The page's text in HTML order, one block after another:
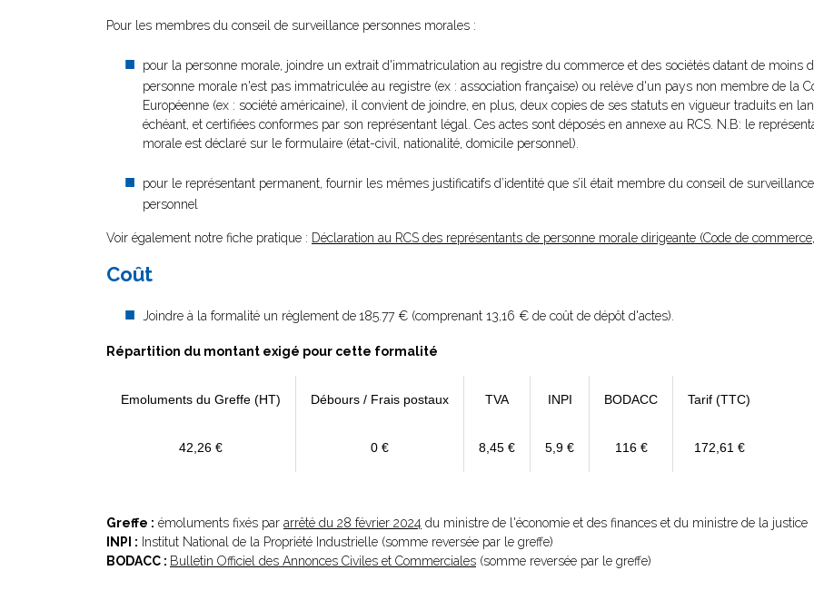
Pour les membres du conseil de surveillance personnes morales :
pour la personne morale, joindre un extrait d'immatriculation au registre du commerce et des sociétés datant de moins
personne morale n'est pas immatriculée au registre (ex : association française) ou relève d'un pays non membre de la
Européenne (ex : société américaine), il convient de joindre, en plus, deux copies de ses statuts en vigueur traduits en
échéant, et certifiées conformes par son représentant légal. Ces actes sont déposés en annexe au RCS. N.B: le
morale est déclaré sur le formulaire (état-civil, nationalité, domicile personnel).
pour le représentant permanent, fournir les mêmes justificatifs d’identité que s’il était membre du conseil de
personnel
Voir également notre fiche pratique : Déclaration au RCS des représentants de personne morale dirigeante (Code de
Coût
Joindre à la formalité un règlement de185.77 € (comprenant 13,16 € de coût de dépôt d'actes).
Répartition du montant exigé pour cette formalité
Emoluments du Greffe (HT) Débours / Frais postaux TVA INPI BODACC Tarif (TTC)
42,26 € 0 € 8,45 € 5,9 € 116 € 172,61 €
Greffe : émoluments fixés par arrêté du 28 février 2024 du ministre de l'économie et des finances et du ministre de la justice
INPI : Institut National de la Propriété Industrielle (somme reversée par le greffe)
BODACC : Bulletin Officiel des Annonces Civiles et Commerciales (somme reversée par le greffe)